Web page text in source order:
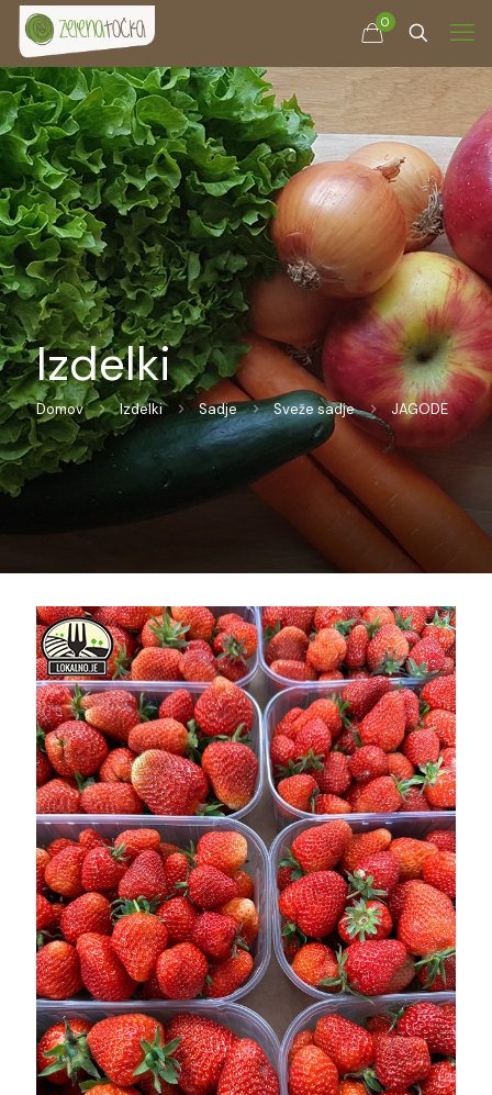
0
Izdelki
Domov Izdelki Sadje Sveže sadje JAGODE